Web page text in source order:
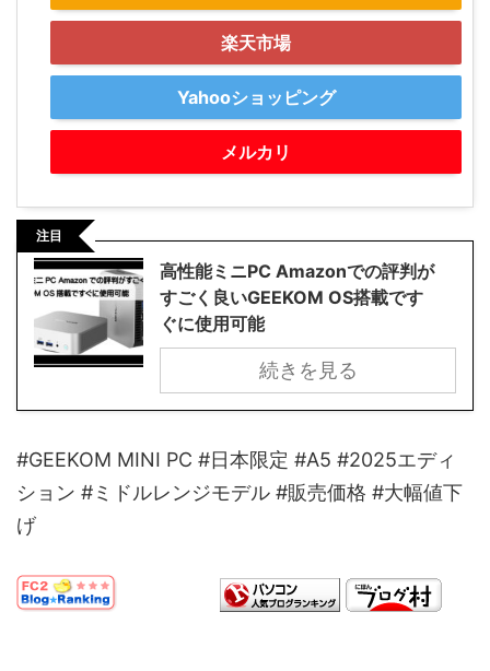
楽天市場
Yahooショッピング
メルカリ
注目
高性能ミニPC Amazonでの評判が
すごく良いGEEKOM OS搭載です
ぐに使用可能
続きを見る
#GEEKOM MINI PC #日本限定 #A5 #2025エディ
ション #ミドルレンジモデル #販売価格 #大幅値下
げ